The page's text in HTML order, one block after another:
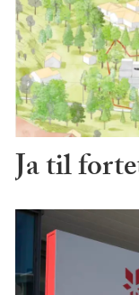
Ja til